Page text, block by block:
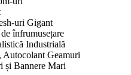
uri Gigant
înfrumusețare
Industrială
Geamuri
și Bannere Mari